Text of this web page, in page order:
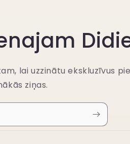
lai uzzinātu ekskluzīvus
ziņas.